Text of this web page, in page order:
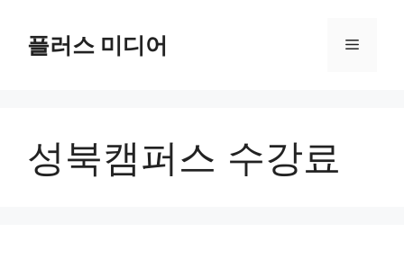
플러스 미디어 메
성북캠퍼스 수강료